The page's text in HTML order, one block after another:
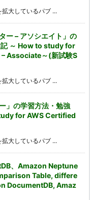
大しているパブ ...
ー – アソシエイト」の
記 ～ How to study for
Associate～(新試験S
大しているパブ ...
」の学習方法・勉強
for AWS Certified
大しているパブ ...
、Amazon Neptune
Table, differe
DocumentDB, Amaz